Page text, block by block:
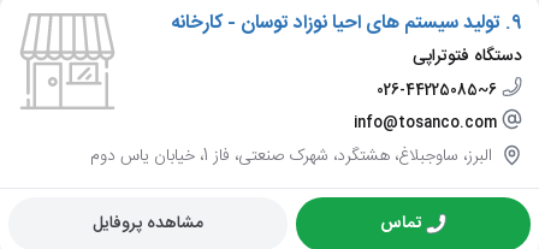
9. تولید سیستم های احیا نوزاد توسان - کارخانه
دستگاه فتوتراپی
026-44225085~6
info@tosanco.com
البرز، ساوجبلاغ، هشتگرد، شهرک صنعتی، فاز 1، خیابان یاس دوم
تماس مشاهده پروفایل